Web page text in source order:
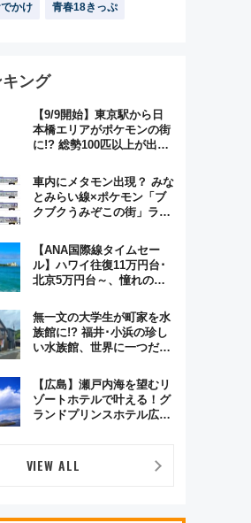
かけ 青春18きっぷ
ング
【9/9開始】東京駅から日
本橋エリアがポケモンの街
に!? 総勢100匹以上が出現
格謎解き・グッズ情報まと
め
車内にメタモン出現？ みな
とみらい線×ポケモン「ブ
クブクうみぞこの街」ラッ
この夏は直通列車で横浜
へ！
【ANA国際線タイムセー
ル】ハワイ往復11万円台･
北京5万円台～、憧れのビ
GW旅行まで狙える激アツ
路線まとめ（8/10まで）
無一文の大学生が町家を水
族館に!? 福井･小浜の珍し
い水族館、世界に一つだけ
の御食国など 小浜観光レポ
第2弾
【広島】瀬戸内海を望むリ
ゾートホテルで叶える！グ
ランドプリンスホテル広島
VIEW ALL